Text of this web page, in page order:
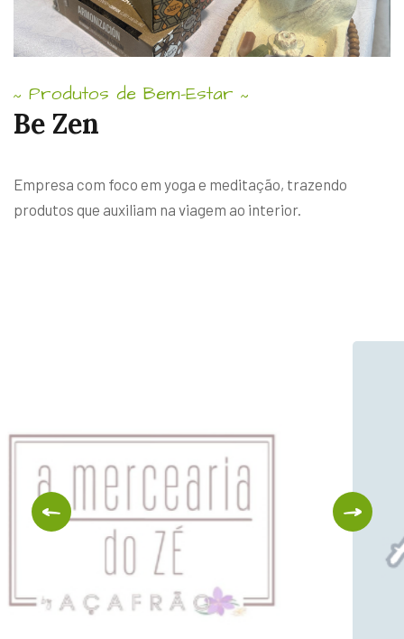
~ Produtos de Bem-Estar ~
Be Zen
Empresa com foco em yoga e meditação, trazendo
produtos que auxiliam na viagem ao interior.